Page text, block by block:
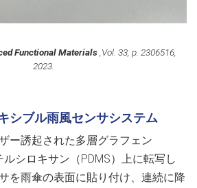
Functional Materials,Vol. 33, p. 2306516,
2023.
シブル雨風センサシステム
ー誘起された多層グラフェン
ルシロキサン（PDMS）上に転写し
を雨傘の表面に貼り付け、連続に降